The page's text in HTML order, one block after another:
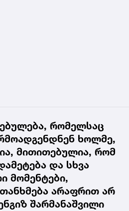
რომელსაც
ხოლმე,
მითითებულია, რომ
და სხვა
მომენტები,
არაფრით არ
შარმანაშვილი